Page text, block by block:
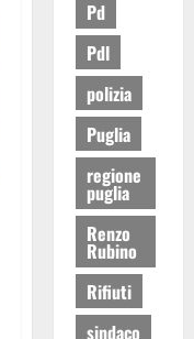
Pd
Pdl
polizia
Puglia
regione
puglia
Renzo
Rubino
Rifiuti
sindaco